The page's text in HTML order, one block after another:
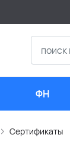
ФН
Сертификаты